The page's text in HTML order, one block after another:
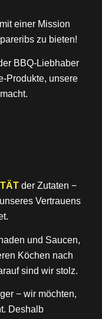
einer Mission
zu bieten!
BBQ-Liebhaber
Produkte, unsere
der Zutaten −
Vertrauens
und Saucen,
Köchen nach
sind wir stolz.
− wir möchten,
Deshalb